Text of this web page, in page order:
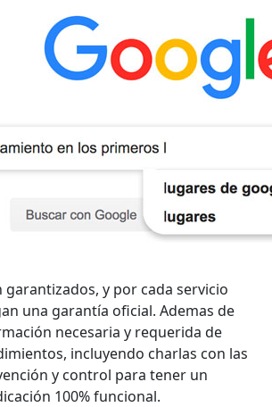
garantizados, y por cada servicio
una garantía oficial. Ademas de
necesaria y requerida de
incluyendo charlas con las
y control para tener un
100% funcional.